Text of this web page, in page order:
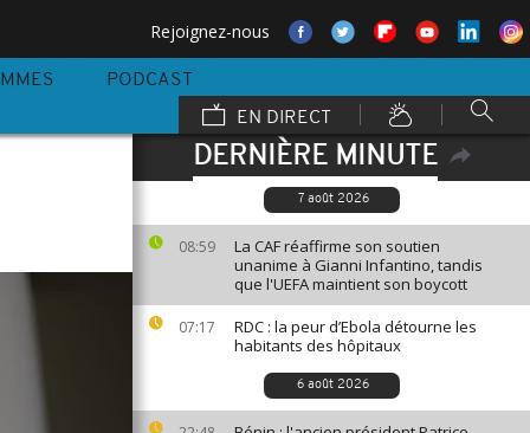
Rejoignez-nous
PODCAST
EN DIRECT
DERNIÈRE MINUTE
7 août 2026
08:59
La CAF réaffirme son soutien
unanime à Gianni Infantino, tandis
que l'UEFA maintient son boycott
07:17
RDC : la peur d’Ebola détourne les
habitants des hôpitaux
6 août 2026